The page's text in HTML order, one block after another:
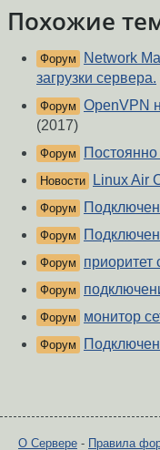
Похожие
Форум
Network
загрузки сервера.
Форум OpenVPN
(2017)
Форум Постоянно
Новости Linux Air
Форум
Форум
Форум приоритет
Форум
Форум монитор
Форум
О Сервере - Правила